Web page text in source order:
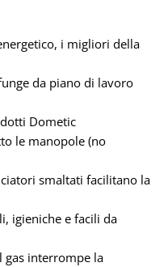
i migliori della
da piano di lavoro
Dometic
le manopole (no
smaltati facilitano la
igieniche e facili da
gas interrompe la